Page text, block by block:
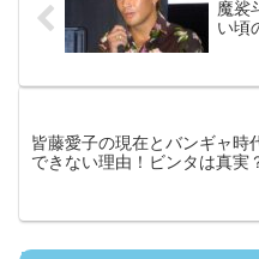
魔裟
い頃
皆藤愛子の現在とバンギャ時
できない理由！ビンタは真実